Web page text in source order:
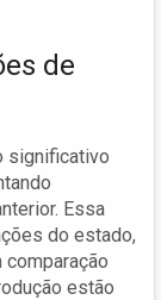
de
significativo
Essa
do estado,
comparação
estão